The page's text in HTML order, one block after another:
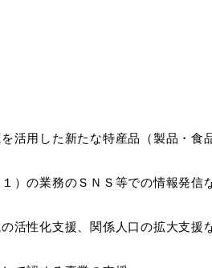
活用した新たな特産品（製品・食
）の業務のＳＮＳ等での情報発信
活性化支援、関係人口の拡大支援